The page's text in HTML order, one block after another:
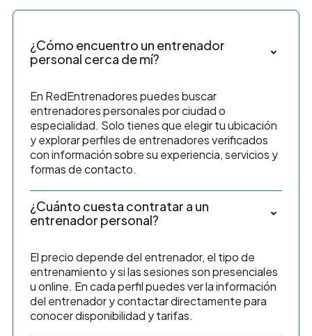
¿Cómo encuentro un entrenador
personal cerca de mí?
En RedEntrenadores puedes buscar
entrenadores personales por ciudad o
especialidad. Solo tienes que elegir tu ubicación
y explorar perfiles de entrenadores verificados
con información sobre su experiencia, servicios y
formas de contacto.
¿Cuánto cuesta contratar a un
entrenador personal?
El precio depende del entrenador, el tipo de
entrenamiento y si las sesiones son presenciales
u online. En cada perfil puedes ver la información
del entrenador y contactar directamente para
conocer disponibilidad y tarifas.